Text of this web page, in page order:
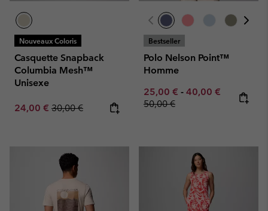
Nouveaux Coloris
Casquette Snapback
Columbia Mesh™
Unisexe
Sale price:
24,00 € Regular price:
30,00 €
Bestseller
Polo Nelson Point™
Homme
Minimum sale price:
25,00 € - Maximum sale
40,00 € Regular
50,00 €